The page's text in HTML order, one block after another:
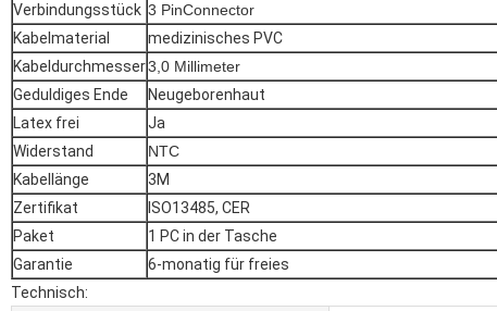
Verbindungsstück 3 PinConnector
Kabelmaterial
medizinisches PVC
Kabeldurchmesser3,0 Millimeter
Geduldiges Ende
Neugeborenhaut
Latex frei
Ja
Widerstand
NTC
Kabellänge
3M
Zertifikat
ISO13485, CER
Paket
1 PC in der Tasche
Garantie
6-monatig für freies
Technisch: